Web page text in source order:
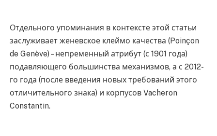
Отдельного упоминания в контексте этой статьи
заслуживает женевское клеймо качества (Poinçon
de Genève) – непременный атрибут (с 1901 года)
подавляющего большинства механизмов, а с 2012-
го года (после введения новых требований этого
отличительного знака) и корпусов Vacheron
Constantin.